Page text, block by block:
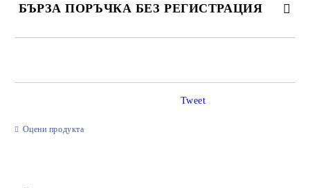
БЪРЗА ПОРЪЧКА БЕЗ РЕГИСТРАЦИЯ
Оцени продукта
Tweet